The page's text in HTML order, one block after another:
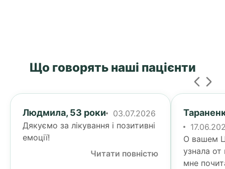
Що говорять наші пацієнти
Людмила, 53 роки
03.07.2026
Дякуємо за лікування і позитивні
емоції!
Читати повністю
О вашем
узнала от
мне